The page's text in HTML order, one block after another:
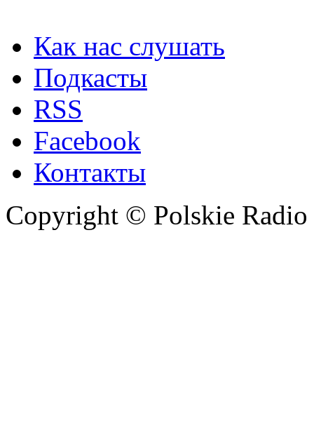
Как нас слушать
Подкасты
RSS
Facebook
Контакты
Copyright © Polskie